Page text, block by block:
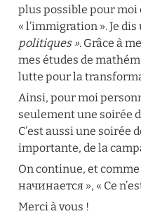
plus possible pour moi
« l’immigration ». Je dis
politiques ». Grâce à
mes études de
lutte pour la
Ainsi, pour moi
seulement une soirée
C’est aussi une soirée
importante, de la
On continue, et comme
начинается », « Ce
Merci à vous !